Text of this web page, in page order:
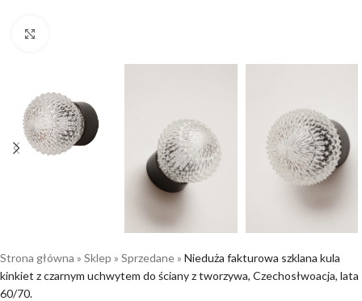
Strona główna » Sklep » Sprzedane» Nieduża fakturowa szklana kula
kinkiet z czarnym uchwytem do ściany z tworzywa, Czechosłwoacja, lata
60/70.